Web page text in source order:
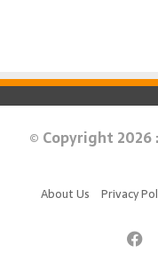
© Copyright 2026
About Us Privacy